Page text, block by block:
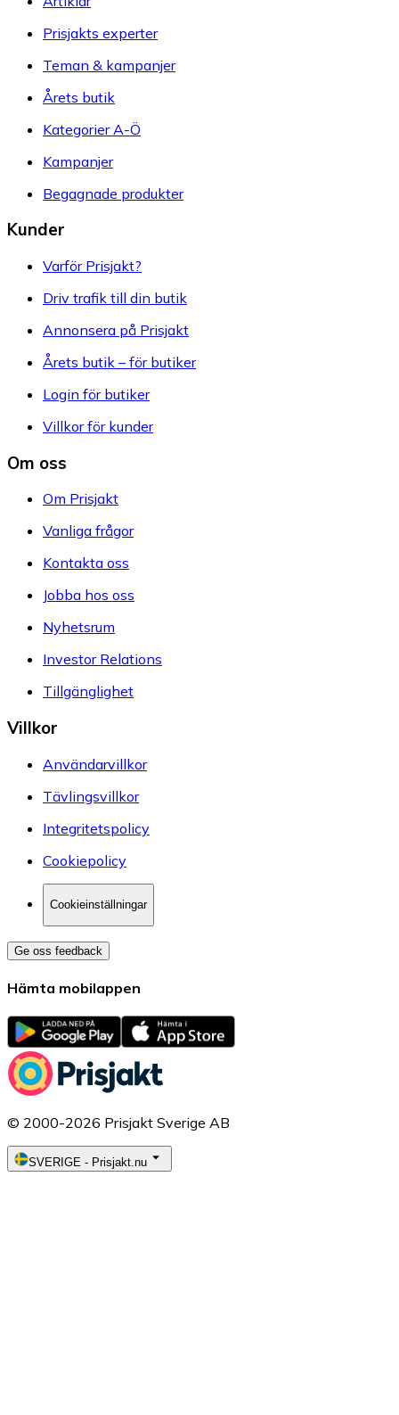
Prisjakts experter
Teman & kampanjer
Årets butik
Kategorier A-Ö
Kampanjer
Begagnade produkter
Kunder
Varför Prisjakt?
Driv trafik till din butik
Annonsera på Prisjakt
Årets butik – för butiker
Login för butiker
Villkor för kunder
Om oss
Om Prisjakt
Vanliga frågor
Kontakta oss
Jobba hos oss
Nyhetsrum
Investor Relations
Tillgänglighet
Villkor
Användarvillkor
Tävlingsvillkor
Integritetspolicy
Cookiepolicy
Cookieinställningar
Ge oss feedback
Hämta mobilappen
© 2000-2026 Prisjakt Sverige AB
SVERIGE - Prisjakt.nu